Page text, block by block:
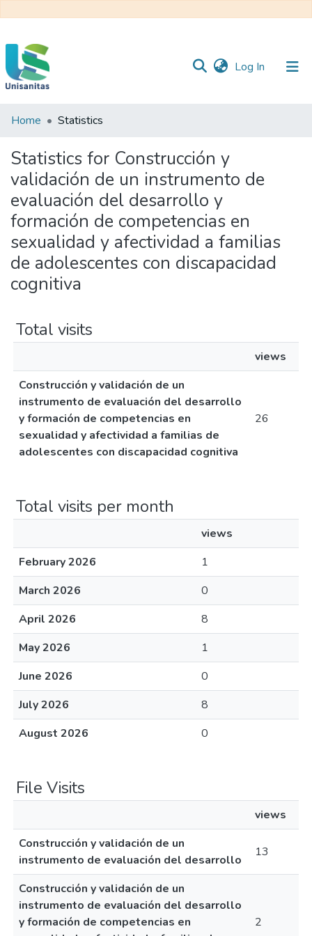
Log In (current)
Biblioteca
Home Statistics
Statistics for Construcción y
validación de un instrumento de
evaluación del desarrollo y
formación de competencias en
sexualidad y afectividad a familias
de adolescentes con discapacidad
cognitiva
Total visits
views
Construcción y validación de un
instrumento de evaluación del desarrollo
y formación de competencias en
sexualidad y afectividad a familias de
adolescentes con discapacidad cognitiva
26
Total visits per month
views
February 2026
1
March 2026
0
April 2026
8
May 2026
1
June 2026
0
July 2026
8
August 2026
0
File Visits
views
Construcción y validación de un
instrumento de evaluación del desarrollo
13
Construcción y validación de un
instrumento de evaluación del desarrollo
y formación de competencias en
2